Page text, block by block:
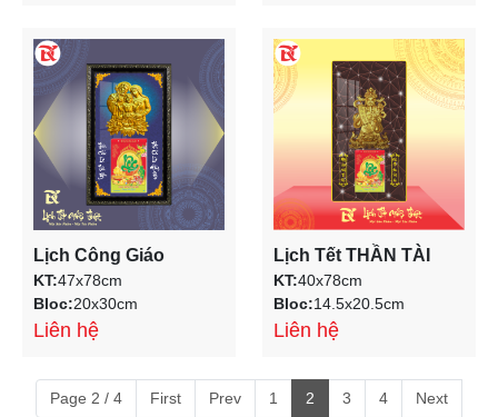
Lịch Công Giáo
KT:47x78cm
Bloc:20x30cm
Liên hệ
Lịch Tết THẦN TÀI
KT:40x78cm
Bloc:14.5x20.5cm
Liên hệ
Page 2 / 4 First Prev 1 2 3 4 Next